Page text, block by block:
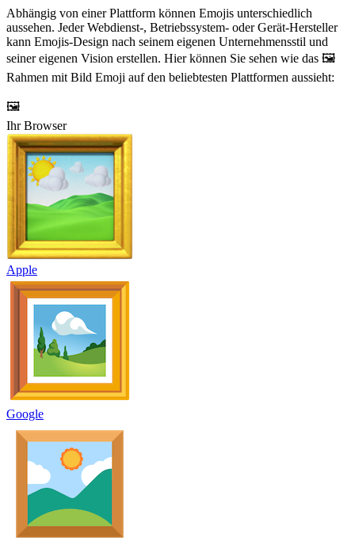
Abhängig von einer Plattform können Emojis unterschiedlich
aussehen. Jeder Webdienst-, Betriebssystem- oder Gerät-Hersteller
kann Emojis-Design nach seinem eigenen Unternehmensstil und
seiner eigenen Vision erstellen. Hier können Sie sehen wie das 🖼️
Rahmen mit Bild Emoji auf den beliebtesten Plattformen aussieht:
🖼️
Ihr Browser
Apple
Google